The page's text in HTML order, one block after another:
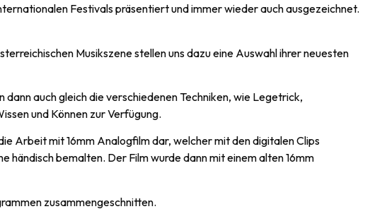
Festivals präsentiert und immer wieder auch ausgezeichnet.
Musikszene stellen uns dazu eine Auswahl ihrer neuesten
auch gleich die verschiedenen Techniken, wie Legetrick,
und Können zur Verfügung.
Arbeit mit 16mm Analogfilm dar, welcher mit den digitalen Clips
bemalten. Der Film wurde dann mit einem alten 16mm
zusammengeschnitten.